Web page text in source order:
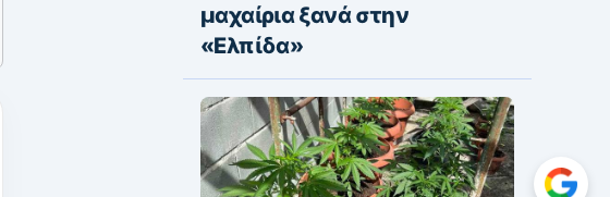
μαχαίρια ξανά στην
«Ελπίδα»